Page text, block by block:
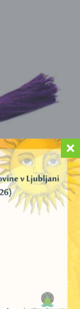
+ OM